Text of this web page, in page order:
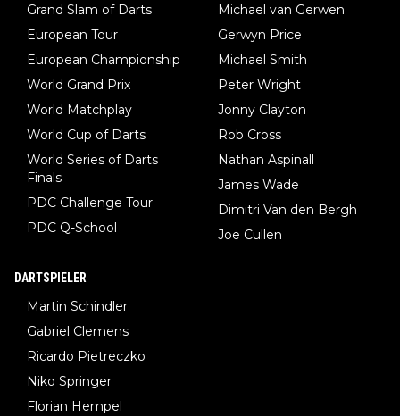
Grand Slam of Darts
European Tour
European Championship
World Grand Prix
World Matchplay
World Cup of Darts
World Series of Darts
Finals
PDC Challenge Tour
PDC Q-School
Michael van Gerwen
Gerwyn Price
Michael Smith
Peter Wright
Jonny Clayton
Rob Cross
Nathan Aspinall
James Wade
Dimitri Van den Bergh
Joe Cullen
DARTSPIELER
Martin Schindler
Gabriel Clemens
Ricardo Pietreczko
Niko Springer
Florian Hempel